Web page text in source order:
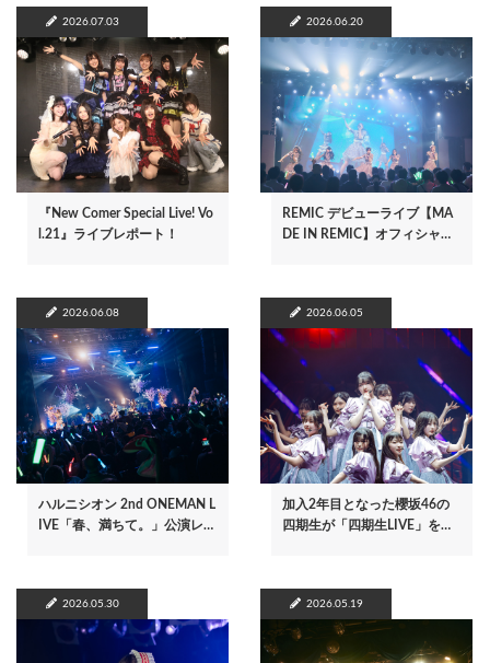
2026.07.03
『New Comer Special Live! Vo
l.21』ライブレポート！
2026.06.20
REMIC デビューライブ【MA
DE IN REMIC】オフィシャ…
2026.06.08
ハルニシオン 2nd ONEMAN L
IVE「春、満ちて。」公演レ…
2026.06.05
加入2年目となった櫻坂46の
四期生が「四期生LIVE」を…
2026.05.30 2026.05.19